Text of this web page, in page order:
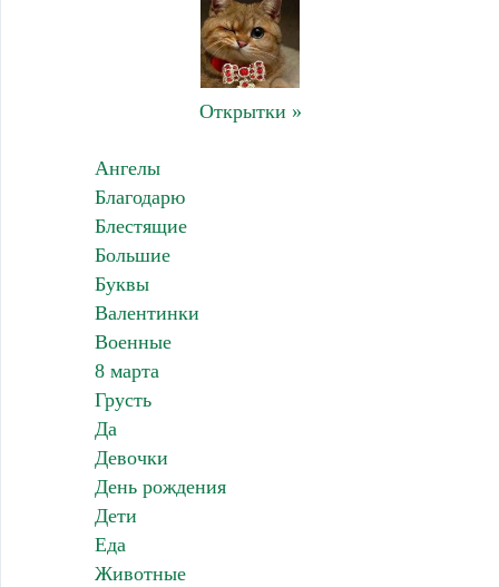
Открытки »
Ангелы
Благодарю
Блестящие
Большие
Буквы
Валентинки
Военные
8 марта
Грусть
Да
Девочки
День рождения
Дети
Еда
Животные